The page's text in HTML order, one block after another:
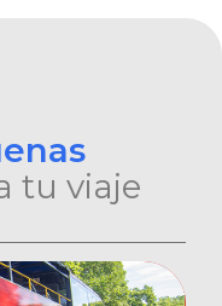
tu viaje